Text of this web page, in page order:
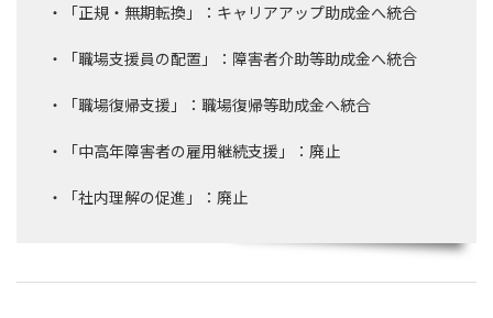
・「正規・無期転換」：キャリアアップ助成金へ統合
・「職場支援員の配置」：障害者介助等助成金へ統合
・「職場復帰支援」：職場復帰等助成金へ統合
・「中高年障害者の雇用継続支援」：廃止
・「社内理解の促進」：廃止